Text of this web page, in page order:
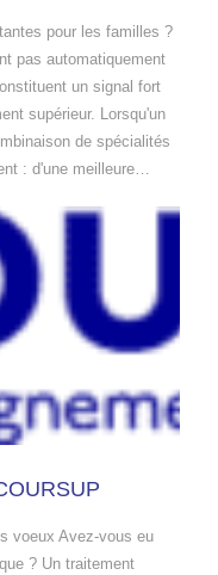
pour les familles ?
pas automatiquement
un signal fort
supérieur. Lorsqu'un
de spécialités
: d'une meilleure…
voeux Avez-vous eu
? Un traitement